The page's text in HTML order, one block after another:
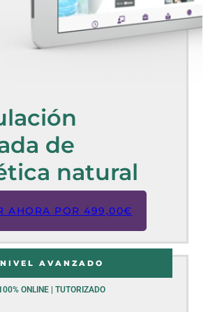
de
natural
AHORA POR 499,00€
NIVEL AVANZADO
ONLINE | TUTORIZADO